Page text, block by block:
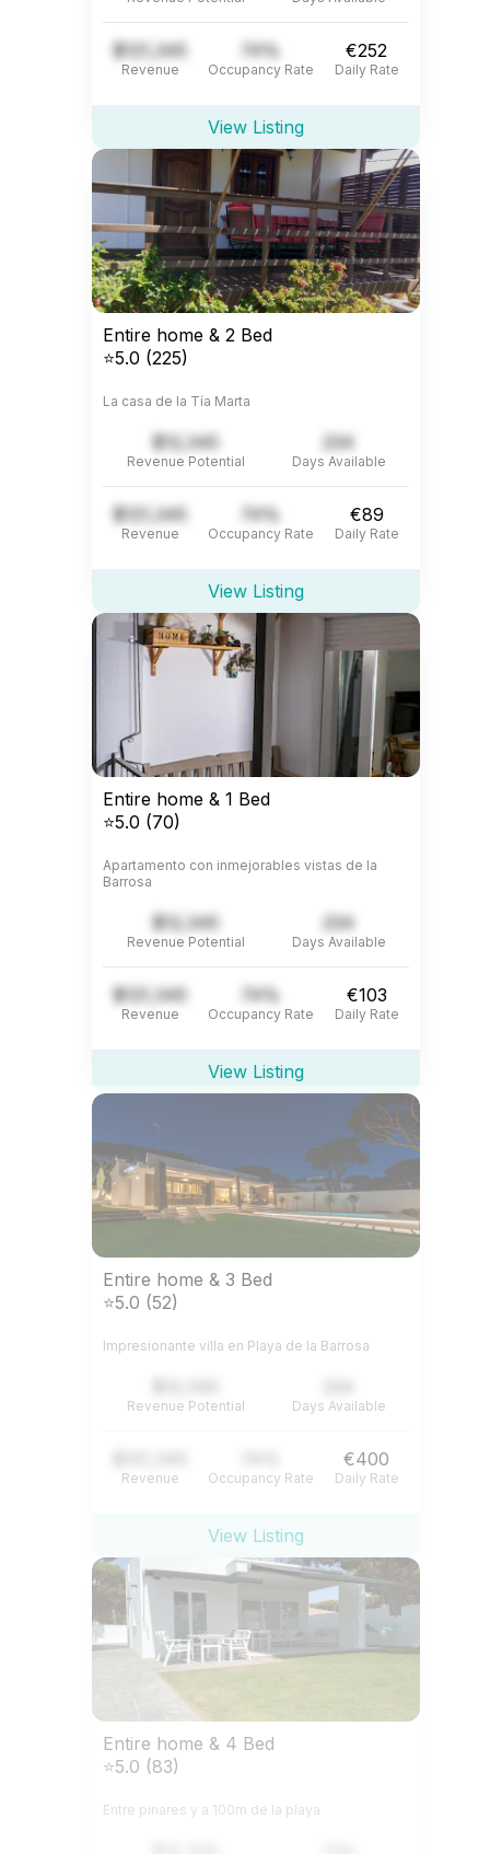
$121,345
Revenue
74%
Occupancy Rate
€252
Daily Rate
View Listing
Entire home & 2 Bed
⭐5.0 (225)
La casa de la Tía Marta
$12,345
Revenue Potential
234
Days Available
$121,345
Revenue
74%
Occupancy Rate
€89
Daily Rate
View Listing
Entire home & 1 Bed
⭐5.0 (70)
Apartamento con inmejorables vistas de la
Barrosa
$12,345
Revenue Potential
234
Days Available
$121,345
Revenue
74%
Occupancy Rate
€103
Daily Rate
View Listing
Entire home & 3 Bed
⭐5.0 (52)
Impresionante villa en Playa de la Barrosa
Revenue Potential Days Available
Revenue Occupancy Rate
€400
Daily Rate
View Listing
Entire home & 4 Bed
⭐5.0 (83)
Entre pinares y a 100m de la playa